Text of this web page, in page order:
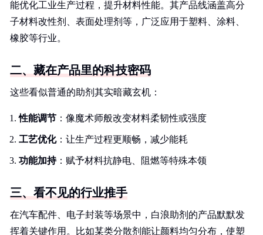
能优化工业生产过程，提升材料性能。其产品线涵盖高分
子材料改性剂、表面处理剂等，广泛应用于塑料、涂料、
橡胶等行业。
二、藏在产品里的科技密码
这些看似普通的助剂其实暗藏玄机：
性能调节 ：像魔术师般改变材料柔韧性或强度
工艺优化：让生产过程更顺畅，减少能耗
功能加持：赋予材料抗静电、阻燃等特殊本领
三、看不见的行业推手
在汽车配件、电子封装等场景中，白浪助剂的产品默默发
挥着关键作用。比如某类分散剂能让颜料均匀分布，使塑